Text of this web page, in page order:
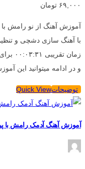
۶۹,۰۰۰ تومان
آموزش آهنگ از نو رامش با
زمان
و در ادامه میتوانید این
توضیحاتQuick View
آموزش آهنگ آدمک رامش با